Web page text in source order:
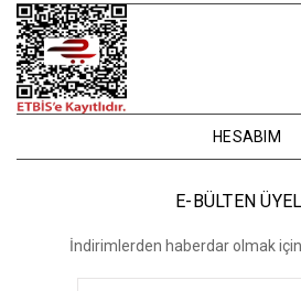
HESABIM
E-BÜLTEN
İndirimlerden haberdar olmak